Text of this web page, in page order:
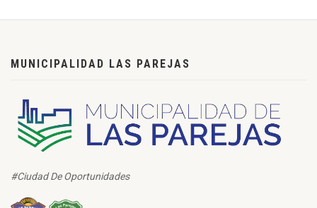
MUNICIPALIDAD LAS PAREJAS
#Ciudad De Oportunidades